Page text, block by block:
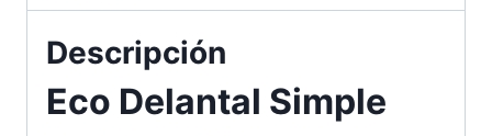
Descripción
Eco Delantal Simple